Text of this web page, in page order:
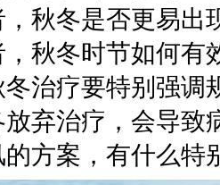
秋冬是否更易出
秋冬时节如何有
治疗要特别强调
弃治疗，会导致
方案，有什么特